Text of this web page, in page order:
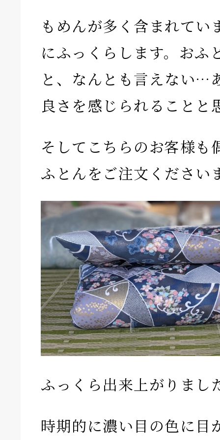
もめんが多く含まれてい
にふっくらします。おふ
と、なんとも言えない…
良さを感じられることと
そしてこちらのお客様も
ふとんをご注文ください
ふっくら出来上がりまし
時期的に濃い目の色に目